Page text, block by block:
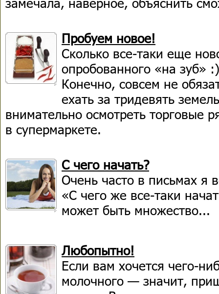
Пробуем новое!
Сколько все-таки еще
опробованного «на зуб»
Конечно, совсем не
ехать за тридевять
внимательно осмотреть торговые
в супермаркете.
С чего начать?
Очень часто в письмах я
«С чего же все-таки
может быть множество...
Любопытно!
Если вам хочется чего-
молочного — значит,